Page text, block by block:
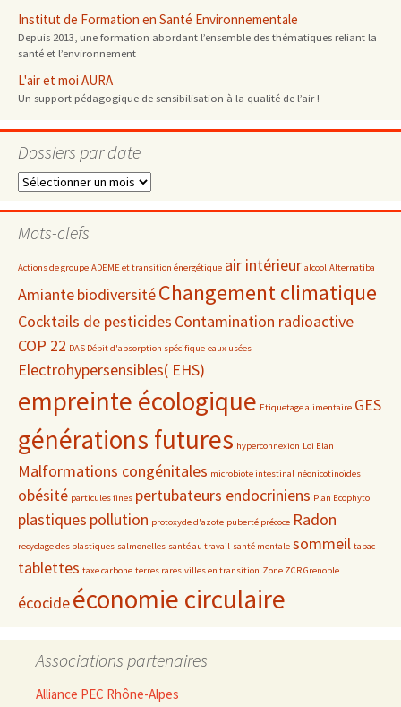
Institut de Formation en Santé Environnementale
Depuis 2013, une formation abordant l’ensemble des thématiques reliant la
santé et l’environnement
L'air et moi AURA
Un support pédagogique de sensibilisation à la qualité de l’air !
Dossiers par date
Dossiers
date
Mots-clefs
Actions de groupe ADEME et transition énergétique air intérieur alcool Alternatiba
AmiantebiodiversitéChangement climatique
Cocktails de pesticides Contamination radioactive
COP 22 DAS Débit d'absorption spécifique eaux usées
Electrohypersensibles( EHS)
empreinte écologique Etiquetage alimentaire GES
générations futures hyperconnexion Loi Elan
Malformations congénitales microbiote intestinal néonicotinoïdes
obésité particules fines pertubateurs endocriniens Plan Ecophyto
plastiques pollution protoxyde d'azote puberté précoce Radon
recyclage des plastiques salmonelles santé au travail santé mentale sommeil tabac
tablettes taxe carbone terres rares villes en transition Zone ZCR Grenoble
écocideéconomie circulaire
Associations partenaires
Alliance PEC Rhône-Alpes